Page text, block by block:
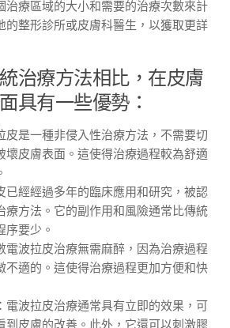
治療區域的大小和需要的治療次數來計
的整形診所或皮膚科醫生，以獲取更詳
治療方法相比，在皮膚
具有一些優勢：
皮是一種非侵入性治療方法，不需要切
壞皮膚表面。這使得治療過程較為舒適
已經經過多年的臨床應用和研究，被認
療方法。它的副作用和風險通常比傳統
序要少。
電波拉皮治療無需麻醉，因為治療過程
不適的。這使得治療過程更加方便和快
電波拉皮治療通常具有立即的效果，可
到皮膚的改善。此外，它還可以刺激膠